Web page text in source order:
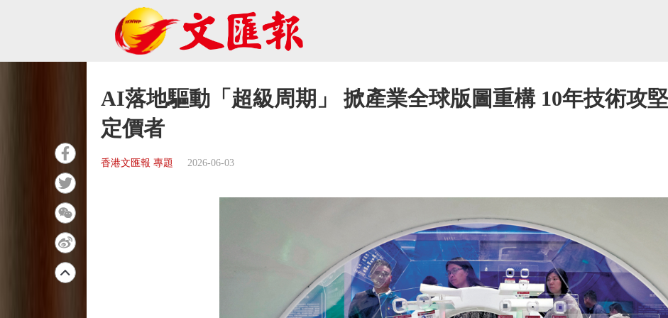
AI落地驅動「超級周期」 掀產業全球版圖重構 10年技術攻
定價者
香港文匯報 專題 2026-06-03